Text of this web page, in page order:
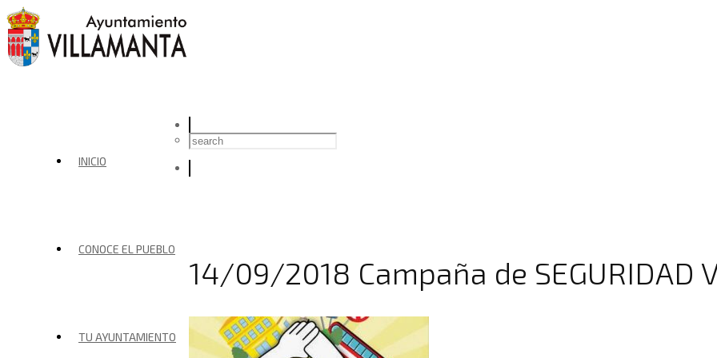
INICIO
CONOCE EL PUEBLO
TU AYUNTAMIENTO
14/09/2018 Campaña de SEGURIDAD